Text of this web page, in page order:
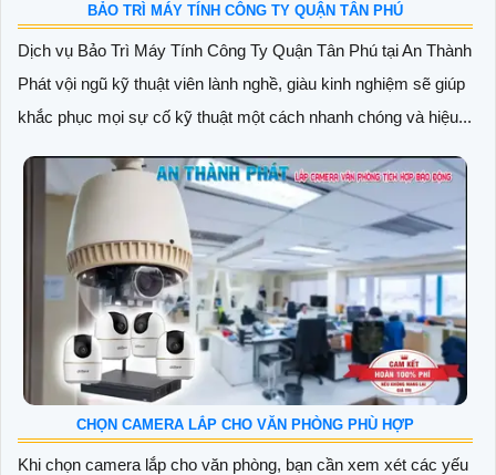
BẢO TRÌ MÁY TÍNH CÔNG TY QUẬN TÂN PHÚ
Dịch vụ Bảo Trì Máy Tính Công Ty Quận Tân Phú tại An Thành
Phát vội ngũ kỹ thuật viên lành nghề, giàu kinh nghiệm sẽ giúp
khắc phục mọi sự cố kỹ thuật một cách nhanh chóng và hiệu...
CHỌN CAMERA LẮP CHO VĂN PHÒNG PHÙ HỢP
Khi chọn camera lắp cho văn phòng, bạn cần xem xét các yếu